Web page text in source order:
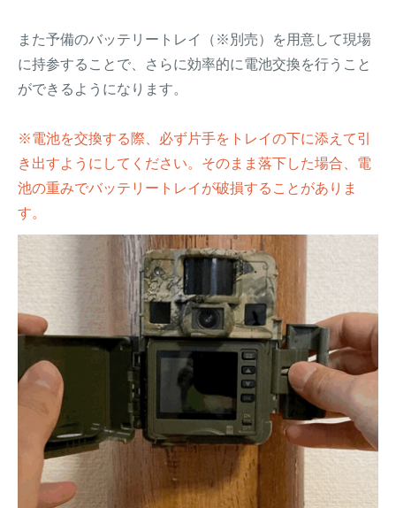
また予備のバッテリートレイ（※別売）を用意して現場
に持参することで、さらに効率的に電池交換を行うこと
ができるようになります。
※電池を交換する際、必ず片手をトレイの下に添えて引
き出すようにしてください。そのまま落下した場合、電
池の重みでバッテリートレイが破損することがありま
す。